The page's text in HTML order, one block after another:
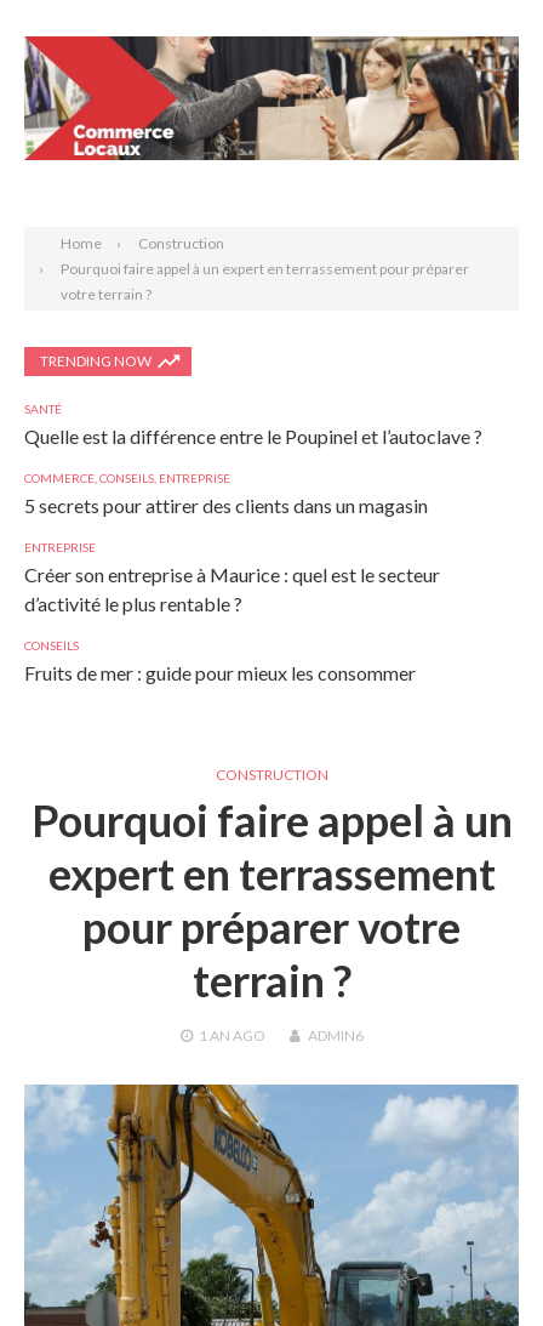
Home
Construction
Pourquoi faire appel à un expert en terrassement pour préparer
votre terrain ?
TRENDING NOW
SANTÉ
Quelle est la différence entre le Poupinel et l’autoclave ?
COMMERCE CONSEILS ENTREPRISE
5 secrets pour attirer des clients dans un magasin
ENTREPRISE
Créer son entreprise à Maurice : quel est le secteur
d’activité le plus rentable ?
CONSEILS
Fruits de mer : guide pour mieux les consommer
CONSTRUCTION
Pourquoi faire appel à un
expert en terrassement
pour préparer votre
terrain ?
1 AN AGO ADMIN6